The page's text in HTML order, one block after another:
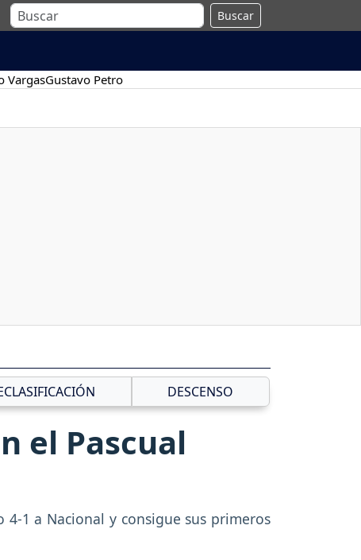
Buscar
VargasGustavo Petro
DESCENSO
el Pascual
1 a Nacional y consigue sus primeros